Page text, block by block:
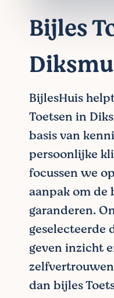
Bijles
BijlesHuis
Toetsen in
basis van
persoonlijke
focussen we
aanpak om de
garanderen.
geselecteerde
geven inzicht
dan bijles